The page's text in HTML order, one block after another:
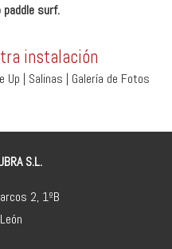
surf.
instalación
| Salinas | Galería de Fotos
S.L.
2, 1ºB